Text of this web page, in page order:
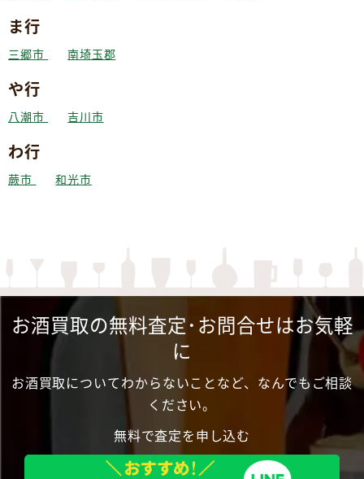
ま行
三郷市 南埼玉郡
や行
八潮市 吉川市
わ行
蕨市 和光市
お酒買取の無料査定･お問合せはお気軽
に
お酒買取についてわからないことなど、なんでもご相談
ください。
無料で査定を申し込む